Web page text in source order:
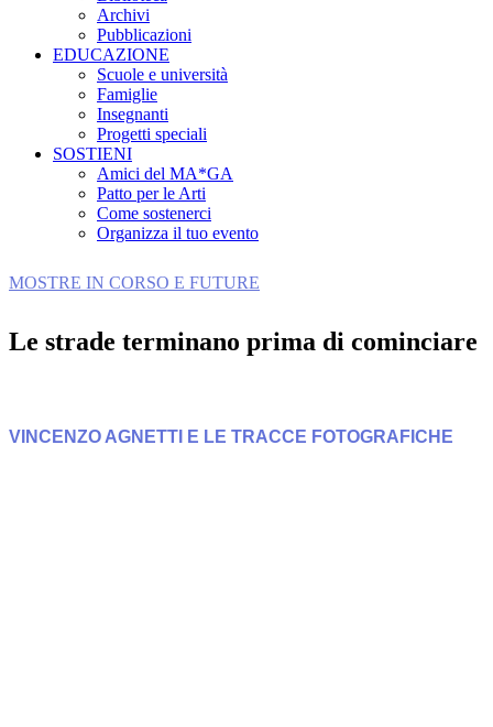
Archivi
Pubblicazioni
EDUCAZIONE
Scuole e università
Famiglie
Insegnanti
Progetti speciali
SOSTIENI
Amici del MA*GA
Patto per le Arti
Come sostenerci
Organizza il tuo evento
MOSTRE IN CORSO E FUTURE
Le strade terminano prima di cominciare
VINCENZO AGNETTI E LE TRACCE FOTOGRAFICHE